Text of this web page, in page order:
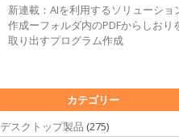
新連載：AIを利用するソリューショ
作成ーフォルダ内のPDFからしおり
取り出すプログラム作成
カテゴリー
デスクトップ製品 (275)